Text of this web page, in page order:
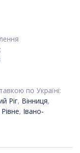
;
по Україні:
Ріг, Вінниця,
Рівне, Івано-